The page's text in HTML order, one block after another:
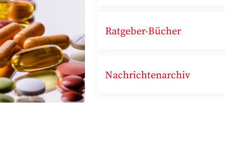
Ratgeber-Bücher
Nachrichtenarchiv